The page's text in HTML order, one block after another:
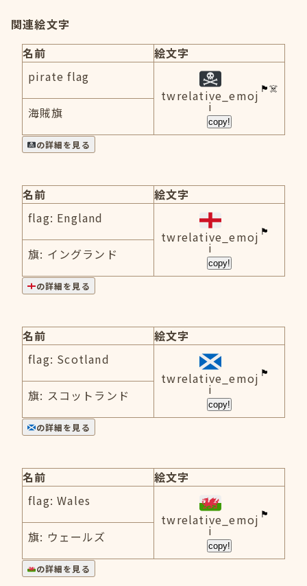
関連絵文字
名前
絵文字
pirate flag
twrelative_emoj
i
copy!
海賊旗
の詳細を見る
名前
絵文字
flag: England
twrelative_emoj
i
copy!
旗: イングランド
の詳細を見る
名前
絵文字
flag: Scotland
twrelative_emoj
i
copy!
旗: スコットランド
の詳細を見る
名前
絵文字
flag: Wales
twrelative_emoj
i
copy!
旗: ウェールズ
の詳細を見る